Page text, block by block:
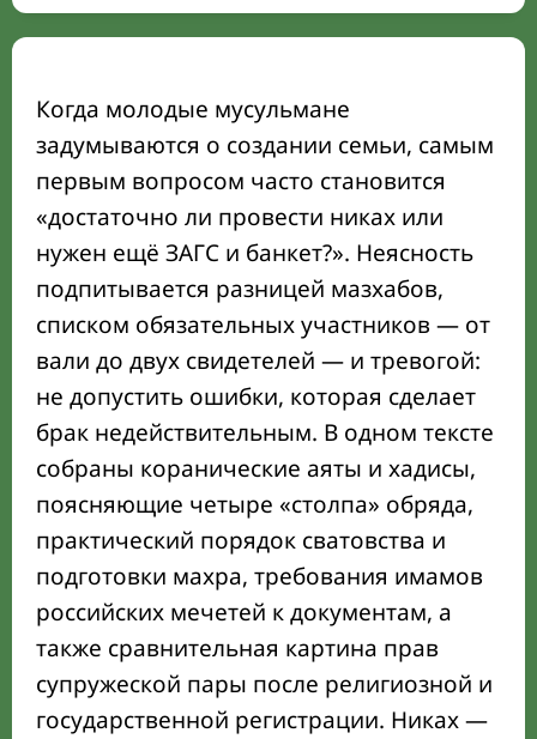
Никах в исламе: что это такое и чем он
отличается от ЗАГС-брака и праздничной
Подготовка к никаху: от сватовства до
согласования махра и условий брака
Шариатские требования к жениху и
невесте перед заключением никаха
Что делает никах действительным: вали,
махр, свидетели и формула согласия
Как проходит церемония никаха: хутба,
иджаб-кабул, дуа и подписи
Что меняется после никаха: основные
права и обязанности супругов
Никах в России: какие документы нужны,
зачем имам и какие подарки дарят по
традиции
Когда молодые мусульмане
задумываются о создании семьи, самым
первым вопросом часто становится
«достаточно ли провести никах или
нужен ещё ЗАГС и банкет?». Неясность
подпитывается разницей мазхабов,
списком обязательных участников — от
вали до двух свидетелей — и тревогой:
не допустить ошибки, которая сделает
брак недействительным. В одном тексте
собраны коранические аяты и хадисы,
поясняющие четыре «столпа» обряда,
практический порядок сватовства и
подготовки махра, требования имамов
российских мечетей к документам, а
также сравнительная картина прав
супружеской пары после религиозной и
государственной регистрации. Никах —